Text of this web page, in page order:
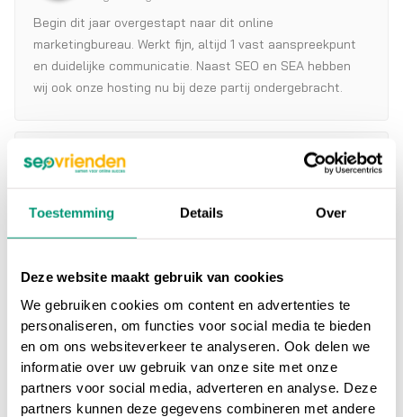
Toestemming Details Over
Deze website maakt gebruik van cookies
We gebruiken cookies om content en advertenties te
personaliseren, om functies voor social media te bieden
en om ons websiteverkeer te analyseren. Ook delen we
informatie over uw gebruik van onze site met onze
partners voor social media, adverteren en analyse. Deze
partners kunnen deze gegevens combineren met andere
Begin dit jaar overgestapt naar dit online
marketingbureau. Werkt fijn, altijd 1 vast aanspreekpunt
en duidelijke communicatie. Naast SEO en SEA hebben
wij ook onze hosting nu bij deze partij ondergebracht.
Erwin Rodenhuis
Voor mijn bedrijf heeft SEOvrienden een website gebouwd
website is helemaal geworden zoals ik het voor ogen
heb de samenwerking met SEO vrienden als positief
ervaren. Er werd goed ingespeeld op wensen en vragen
en ik kreeg duidelijke terugkoppeling en uitleg. Een goede
ervaring dus, bedankt voor jullie inzet!
Peter Verschuren
4 years ago